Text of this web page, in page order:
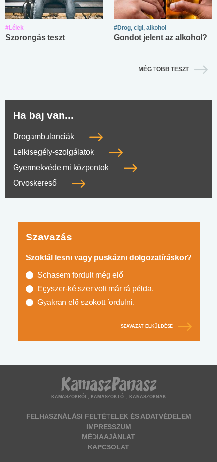
#Lélek
Szorongás teszt
#Drog, cigi, alkohol
Gondot jelent az alkohol?
MÉG TÖBB TESZT
Ha baj van...
Drogambulanciák
Lelkisegély-szolgálatok
Gyermekvédelmi központok
Orvoskereső
Szavazás
Szoktál lesni vagy puskázni dolgozatíráskor?
Sohasem fordult még elő.
Egyszer-kétszer volt már rá példa.
Gyakran elő szokott fordulni.
SZAVAZAT ELKÜLDÉSE
KAMASZOKRÓL, KAMASZOKTÓL, KAMASZOKNAK
FELHASZNÁLÁSI FELTÉTELEK ÉS ADATVÉDELEM
IMPRESSZUM
MÉDIAAJÁNLAT
KAPCSOLAT